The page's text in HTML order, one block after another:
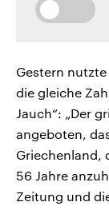
Gestern
die gleiche
Jauch“: „Der
angeboten,
Griechenland,
56 Jahre
Zeitung und